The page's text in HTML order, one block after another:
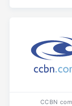
CCBN com